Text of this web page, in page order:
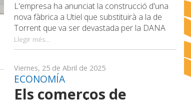
L'empresa ha anunciat la construcció d'una
nova fàbrica a Utiel que substituirà a la de
Torrent que va ser devastada per la DANA
Llegir més...
Viernes, 25 de Abril de 2025
ECONOMÍA
Els comerços de